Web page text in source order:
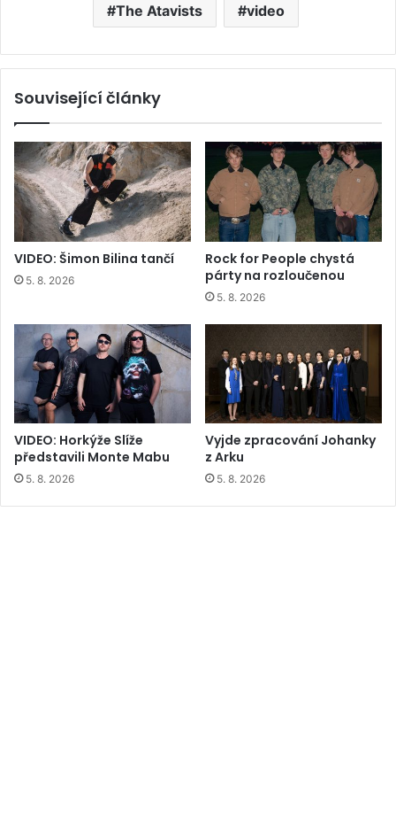
The Atavists video
Související články
VIDEO: Šimon Bilina tančí
5. 8. 2026
Rock for People chystá
párty na rozloučenou
5. 8. 2026
VIDEO: Horkýže Slíže
představili Monte Mabu
5. 8. 2026
Vyjde zpracování Johanky
z Arku
5. 8. 2026